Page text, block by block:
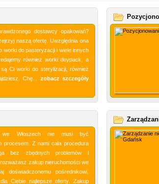
dostawcy opakowań?
naszą ofertę. Uwzględnia ona
worki do pasteryzacji i wiele innych
również worki doypack, a
Ci worki do sterylizacji, również
Chę... zobacz szczegóły
Włoszech nie musi być
procesem. Z nami cała procedura
bez zbędnych problemów i
zakup nieruchomości we
doświadczonemu pośrednikowi,
Ciebie najlepsze oferty. Zakup